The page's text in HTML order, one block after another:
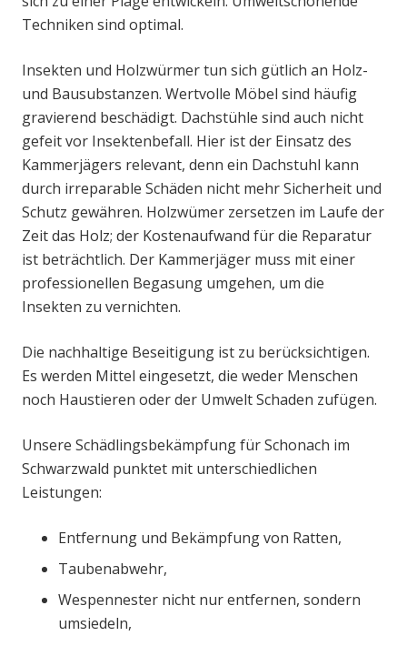
Techniken sind optimal.
Insekten und Holzwürmer tun sich gütlich an Holz-
und Bausubstanzen. Wertvolle Möbel sind häufig
gravierend beschädigt. Dachstühle sind auch nicht
gefeit vor Insektenbefall. Hier ist der Einsatz des
Kammerjägers relevant, denn ein Dachstuhl kann
durch irreparable Schäden nicht mehr Sicherheit und
Schutz gewähren. Holzwümer zersetzen im Laufe der
Zeit das Holz; der Kostenaufwand für die Reparatur
ist beträchtlich. Der Kammerjäger muss mit einer
professionellen Begasung umgehen, um die
Insekten zu vernichten.
Die nachhaltige Beseitigung ist zu berücksichtigen.
Es werden Mittel eingesetzt, die weder Menschen
noch Haustieren oder der Umwelt Schaden zufügen.
Unsere Schädlingsbekämpfung für Schonach im
Schwarzwald punktet mit unterschiedlichen
Leistungen:
Entfernung und Bekämpfung von Ratten,
Taubenabwehr,
Wespennester nicht nur entfernen, sondern
umsiedeln,